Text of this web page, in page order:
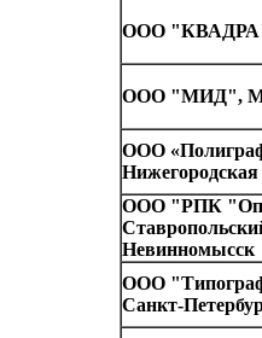
ООО
ООО "МИД",
ООО
ООО "РПК
Невинномысск
ООО
Санкт-